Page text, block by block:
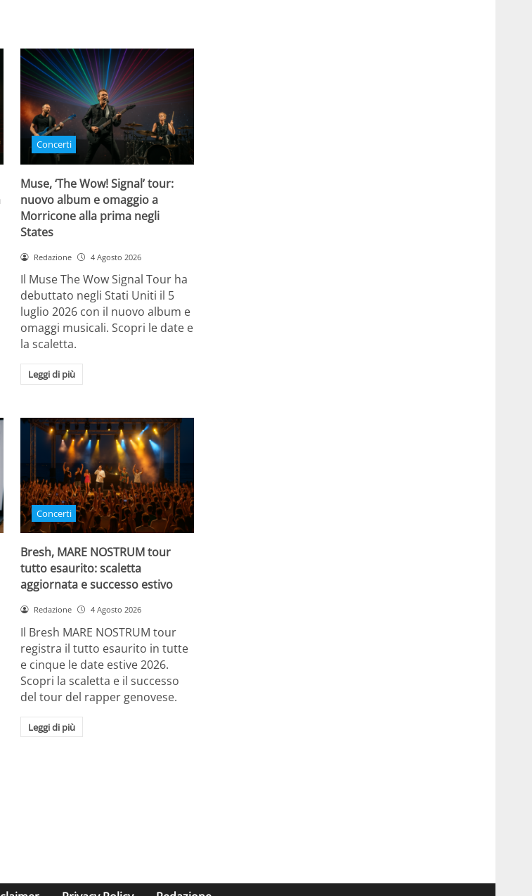
Concerti
Muse, ‘The Wow! Signal’ tour:
nuovo album e omaggio a
Morricone alla prima negli
States
Redazione 4 Agosto 2026
Il Muse The Wow Signal Tour ha
debuttato negli Stati Uniti il 5
luglio 2026 con il nuovo album e
omaggi musicali. Scopri le date e
la scaletta.
Leggi di più
Concerti
Bresh, MARE NOSTRUM tour
tutto esaurito: scaletta
aggiornata e successo estivo
Redazione 4 Agosto 2026
Il Bresh MARE NOSTRUM tour
registra il tutto esaurito in tutte
e cinque le date estive 2026.
Scopri la scaletta e il successo
del tour del rapper genovese.
Leggi di più